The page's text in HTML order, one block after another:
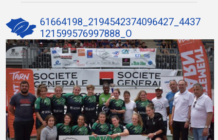
61664198_2194542374096427_4437
121599576997888_O